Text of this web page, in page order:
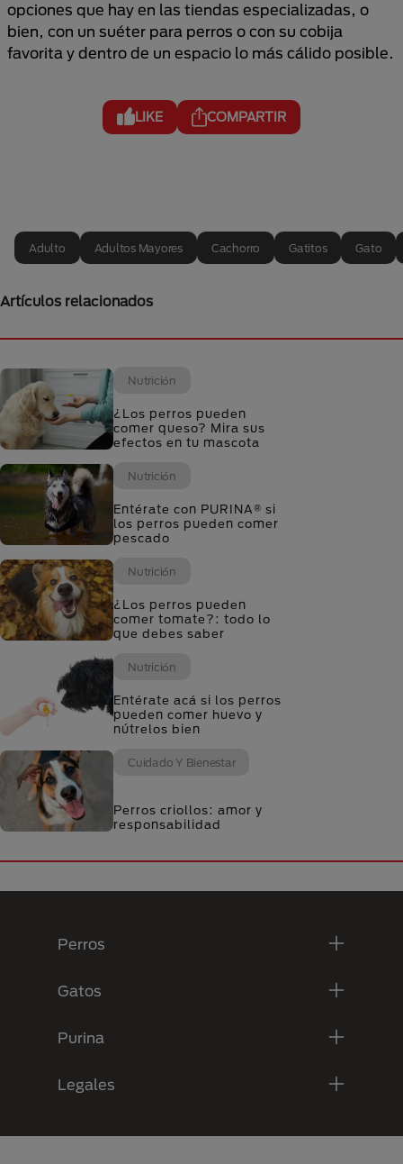
opciones que hay en las tiendas especializadas, o
bien, con un suéter para perros o con su cobija
favorita y dentro de un espacio lo más cálido posible.
LIKE COMPARTIR
Adulto Adultos Mayores Cachorro Gatitos Gato
Artículos relacionados
Nutrición
¿Los perros pueden
comer queso? Mira sus
efectos en tu mascota
Nutrición
Entérate con PURINA® si
los perros pueden comer
pescado
Nutrición
¿Los perros pueden
comer tomate?: todo lo
que debes saber
Nutrición
Entérate acá si los perros
pueden comer huevo y
nútrelos bien
Cuidado Y Bienestar
Perros criollos: amor y
responsabilidad
Perros
Gatos
Purina
Legales